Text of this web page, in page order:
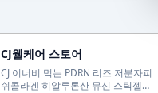
CJ웰케어 스토어
CJ 이너비 먹는 PDRN 리즈 저분자피
쉬콜라겐 히알루론산 뮤신 스틱젤리